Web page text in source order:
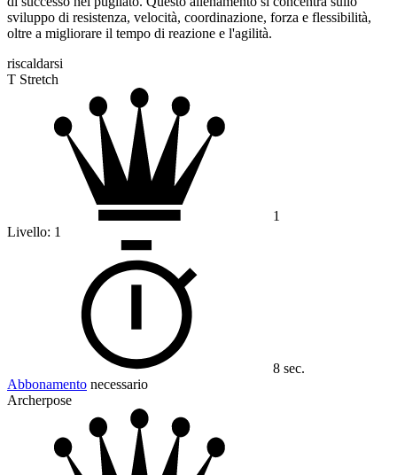
sviluppo di resistenza, velocità, coordinazione, forza e flessibilità,
oltre a migliorare il tempo di reazione e l'agilità.
riscaldarsi
T Stretch
1
Livello: 1
8 sec.
Abbonamento necessario
Archerpose